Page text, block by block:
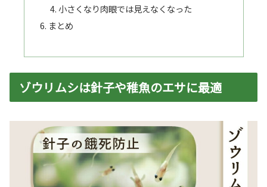
小さくなり肉眼では見えなくなった
まとめ
ゾウリムシは針子や稚魚のエサに最適